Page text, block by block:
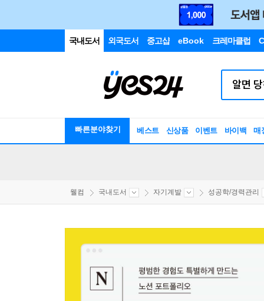
국내도서 외국도서 중고샵 eBook 크레마클럽
빠른분야찾기 베스트 신상품 이벤트 바이백 매
웰컴 국내도서 자기계발 성공학/경력관리